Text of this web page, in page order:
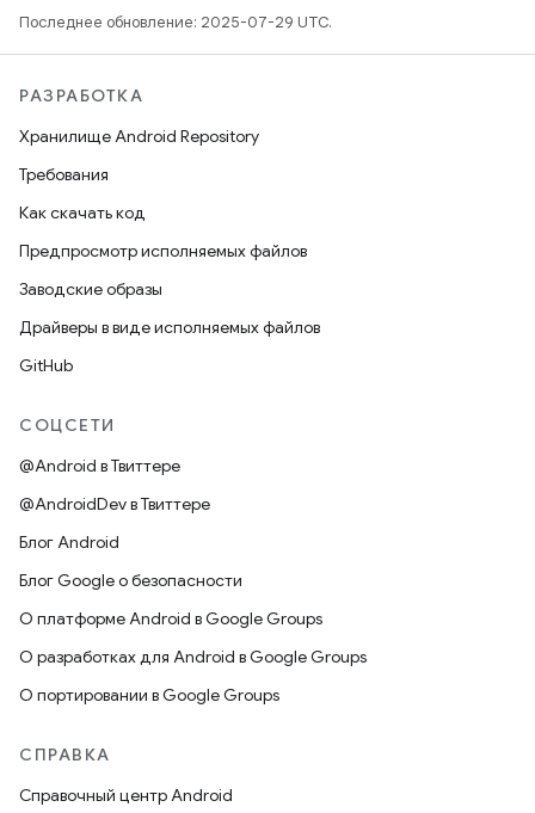
Последнее обновление: 2025-07-29 UTC.
РАЗРАБОТКА
Хранилище Android Repository
Требования
Как скачать код
Предпросмотр исполняемых файлов
Заводские образы
Драйверы в виде исполняемых файлов
GitHub
СОЦСЕТИ
@Android в Твиттере
@AndroidDev в Твиттере
Блог Android
Блог Google о безопасности
О платформе Android в Google Groups
О разработках для Android в Google Groups
О портировании в Google Groups
СПРАВКА
Справочный центр Android